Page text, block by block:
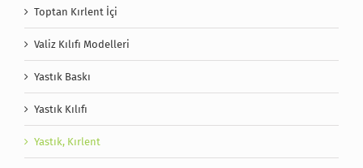
Toptan Kırlent İçi
Valiz Kılıfı Modelleri
Yastık Baskı
Yastık Kılıfı
Yastık, Kırlent